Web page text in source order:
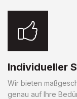
Individueller
Wir bieten
genau auf Ihre